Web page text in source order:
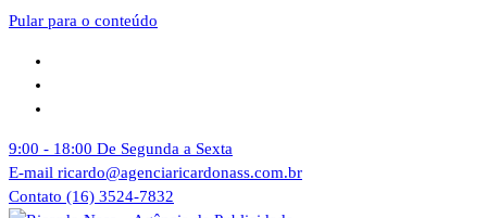
Pular para o conteúdo
9:00 - 18:00 De Segunda a Sexta
E-mail ricardo@agenciaricardonass.com.br
Contato (16) 3524-7832